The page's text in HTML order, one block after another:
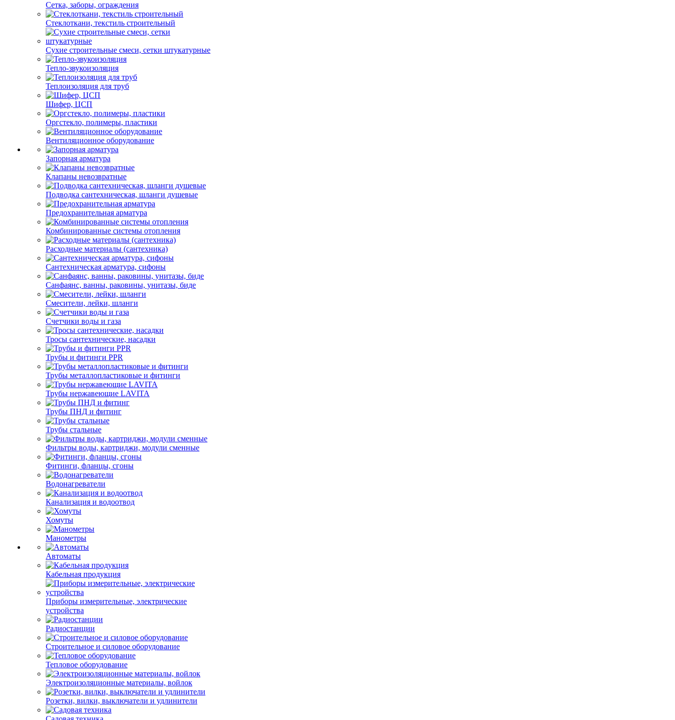
Сетка, заборы, ограждения
Стеклоткани, текстиль строительный
Сухие строительные смеси, сетки штукатурные
Тепло-звукоизоляция
Теплоизоляция для труб
Шифер, ЦСП
Оргстекло, полимеры, пластики
Вентиляционное оборудование
Запорная арматура
Клапаны невозвратные
Подводка сантехническая, шланги душевые
Предохранительная арматура
Комбинированные системы отопления
Расходные материалы (сантехника)
Сантехническая арматура, сифоны
Санфаянс, ванны, раковины, унитазы, биде
Смесители, лейки, шланги
Счетчики воды и газа
Тросы сантехнические, насадки
Трубы и фитинги PPR
Трубы металлопластиковые и фитинги
Трубы нержавеющие LAVITA
Трубы ПНД и фитинг
Трубы стальные
Фильтры воды, картриджи, модули сменные
Фитинги, фланцы, сгоны
Водонагреватели
Канализация и водоотвод
Хомуты
Манометры
Автоматы
Кабельная продукция
Приборы измерительные, электрические
устройства
Радиостанции
Строительное и силовое оборудование
Тепловое оборудование
Электроизоляционные материалы, войлок
Розетки, вилки, выключатели и удлинители